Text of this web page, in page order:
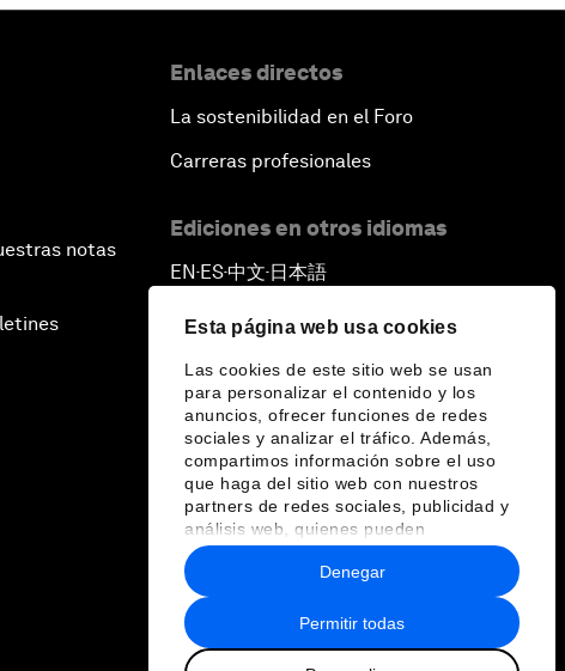
Esta página web usa cookies
Las cookies de este sitio web se usan
para personalizar el contenido y los
anuncios, ofrecer funciones de redes
sociales y analizar el tráfico. Además,
compartimos información sobre el uso
que haga del sitio web con nuestros
partners de redes sociales, publicidad y
análisis web, quienes pueden
combinarla con otra información que les
haya proporcionado o que hayan
recopilado a partir del uso que haya
hecho de sus servicios.
Permitir todas
Denegar
notas
Enlaces directos
La sostenibilidad en el Foro
Carreras profesionales
Ediciones en otros idiomas
EN ▪ ES▪中文▪ 日本語